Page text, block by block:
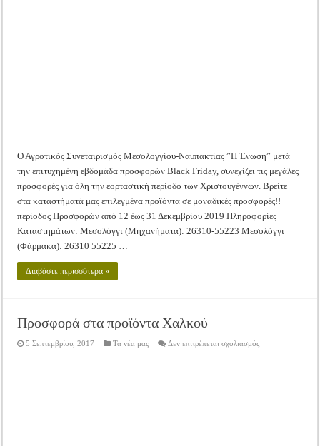
Ο Αγροτικός Συνεταιρισμός Μεσολογγίου-Ναυπακτίας ”Η Ένωση” μετά
την επιτυχημένη εβδομάδα προσφορών Black Friday, συνεχίζει τις μεγάλες
προσφορές για όλη την εορταστική περίοδο των Χριστουγέννων. Βρείτε
στα καταστήματά μας επιλεγμένα προϊόντα σε μοναδικές προσφορές!!
περίοδος Προσφορών από 12 έως 31 Δεκεμβρίου 2019 Πληροφορίες
Καταστημάτων: Μεσολόγγι (Μηχανήματα): 26310-55223 Μεσολόγγι
(Φάρμακα): 26310 55225 …
Διαβάστε περισσότερα »
Προσφορά στα προϊόντα Χαλκού
5 Σεπτεμβρίου, 2017 Τα νέα μας Δεν επιτρέπεται σχολιασμόςστο